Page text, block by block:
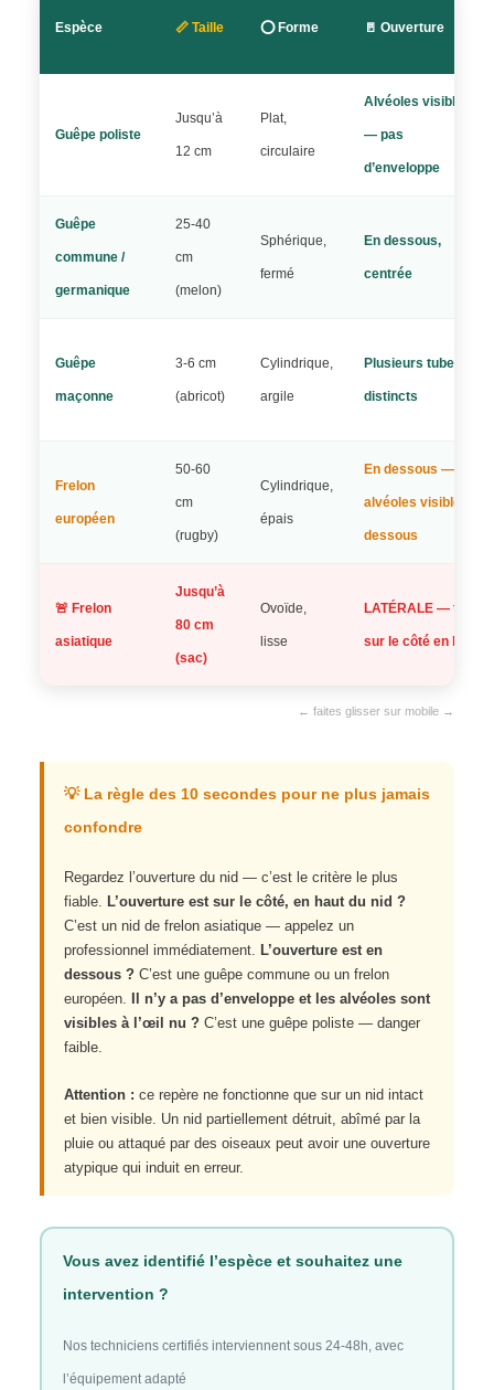
Espèce 📏 Taille ⭕ Forme 🚪 Ouverture
Guêpe poliste
Jusqu’à
12 cm
Plat,
circulaire
Alvéoles visibles
— pas
d’enveloppe
Guêpe
commune /
germanique
25-40
cm
(melon)
Sphérique,
fermé
En dessous,
centrée
Guêpe
maçonne
3-6 cm
(abricot)
Cylindrique,
argile
Plusieurs tubes
distincts
Frelon
européen
50-60
cm
(rugby)
Cylindrique,
épais
En dessous —
alvéoles visibles
dessous
🚨 Frelon
asiatique
Jusqu’à
80 cm
(sac)
Ovoïde,
lisse
LATÉRALE — trou
sur le côté en haut
← faites glisser sur mobile →
💡 La règle des 10 secondes pour ne plus jamais
confondre
Regardez l’ouverture du nid — c’est le critère le plus
fiable. L’ouverture est sur le côté, en haut du nid ?
C’est un nid de frelon asiatique — appelez un
professionnel immédiatement. L’ouverture est en
dessous ?C’est une guêpe commune ou un frelon
européen.
Il n’y a pas d’enveloppe et les alvéoles sont
visibles à l’œil nu ?C’est une guêpe poliste — danger
faible.
Attention : ce repère ne fonctionne que sur un nid intact
et bien visible. Un nid partiellement détruit, abîmé par la
pluie ou attaqué par des oiseaux peut avoir une ouverture
atypique qui induit en erreur.
Vous avez identifié l’espèce et souhaitez une
intervention ?
Nos techniciens certifiés interviennent sous 24-48h, avec
l’équipement adapté